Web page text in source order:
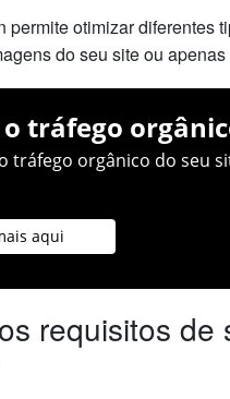
permite otimizar diferentes
do seu site ou
tráfego
tráfego orgânico do seu
aqui
requisitos